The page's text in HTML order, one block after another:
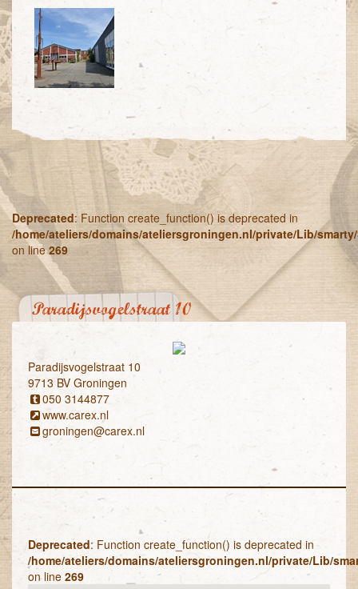
Deprecated: Function create_function() is deprecated in
/home/ateliers/domains/ateliersgroningen.nl/private/Lib/
on line269
Paradijsvogelstraat 10
Paradijsvogelstraat 10
9713 BV Groningen
050 3144877
www.carex.nl
groningen@carex.nl
Deprecated: Function create_function() is deprecated in
/home/ateliers/domains/ateliersgroningen.nl/private/Lib/
on line 269